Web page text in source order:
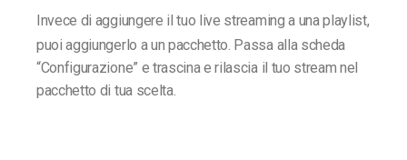
Invece di aggiungere il tuo live streaming a una playlist,
puoi aggiungerlo a un pacchetto. Passa alla scheda
“Configurazione” e trascina e rilascia il tuo stream nel
pacchetto di tua scelta.